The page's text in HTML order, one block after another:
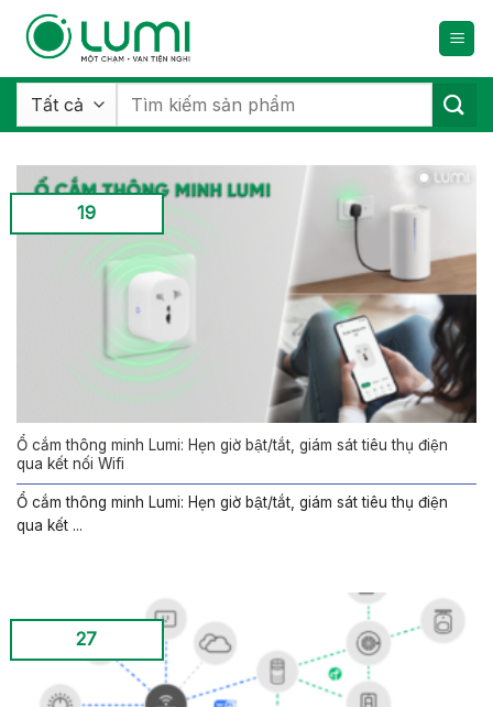
qua
dung
Tìm
Ổ cắm thông minh Lumi: Hẹn giờ bật/tắt, giám sát tiêu thụ điện
qua kết nối Wifi
Ổ cắm thông minh Lumi: Hẹn giờ bật/tắt, giám sát tiêu thụ điện
qua kết ...
19
27